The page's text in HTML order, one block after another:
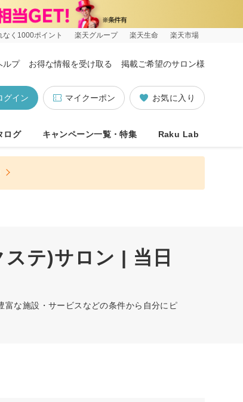
なく1000ポイント 楽天グループ 楽天生命 楽天市場
ルプ お得な情報を受け取る 掲載ご希望のサロン様
お気に入り
マイクーポン
グイン
ログ キャンペーン一覧・特集 Raku Lab
テ)サロン | 当日
な施設・サービスなどの条件から自分にピ